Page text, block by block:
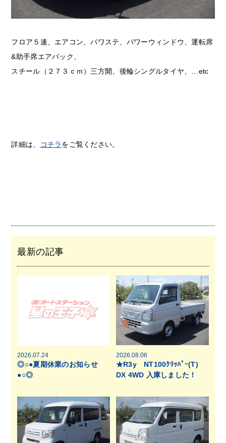
フロア５速、エアコン、パワステ、パワーウィンドウ、運転席
&助手席エアバック、
スチール（２７３ｃｍ）三方開、後輪シングルタイヤ、…etc
詳細は、 コチラをご覧ください。
最新の記事
2026.07.24
◎○●夏期休業のお知らせ
●○◎
2026.08.06
★R3y NT100ｸﾘｯﾊﾟｰ(T)
DX 4WD 入庫しました！